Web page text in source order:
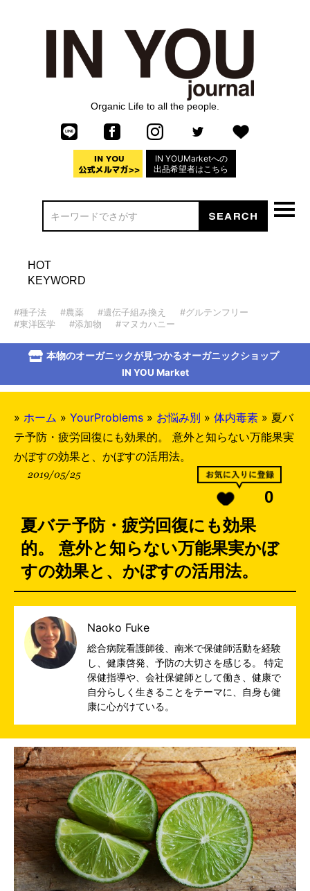
Organic Life to all the people.
IN YOUMarketへの
出品希望者はこちら
HOT
KEYWORD
#種子法 #農薬 #遺伝子組み換え
#グルテンフリー
#東洋医学
#添加物 #マヌカハニー
本物のオーガニックが見つかるオーガニックショップ
IN YOU Market
» ホーム » YourProblems » お悩み別 » 体内毒素 » 夏バ
テ予防・疲労回復にも効果的。 意外と知らない万能果実
かぼすの効果と、かぼすの活用法。
2019/05/25
0
夏バテ予防・疲労回復にも効果
的。 意外と知らない万能果実かぼ
すの効果と、かぼすの活用法。
Naoko Fuke
総合病院看護師後、南米で保健師活動を経験
し、健康啓発、予防の大切さを感じる。 特定
保健指導や、会社保健師として働き、健康で
自分らしく生きることをテーマに、自身も健
康に心がけている。